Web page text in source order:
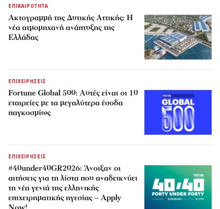
ΕΠΙΚΑΙΡΟΤΗΤΑ
Ακτογραμμή της Δυτικής Αττικής: Η
νέα ατμομηχανή ανάπτυξης της
Ελλάδας
ΕΠΙΧΕΙΡΗΣΕΙΣ
Fortune Global 500: Αυτές είναι οι 10
εταιρείες με τα μεγαλύτερα έσοδα
παγκοσμίως
ΕΠΙΧΕΙΡΗΣΕΙΣ
#40under40GR2026: Άνοιξαν οι
αιτήσεις για τη λίστα που αναδεικνύει
τη νέα γενιά της ελληνικής
επιχειρηματικής ηγεσίας – Apply